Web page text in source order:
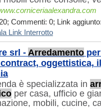
Commenti: 0; Link
Link Interrotto
srl - Arredamento
oggettistica,
è specializzata in
per casa, ufficio e
mobili, cucine,